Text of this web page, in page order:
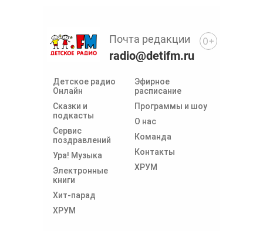
Детское радио
Онлайн
Сказки и
подкасты
Сервис
поздравлений
Ура! Музыка
Электронные
книги
Хит-парад
ХРУМ
Эфирное
расписание
Программы и шоу
О нас
Команда
Контакты
ХРУМ
Почта редакции
radio@detifm.ru
0+